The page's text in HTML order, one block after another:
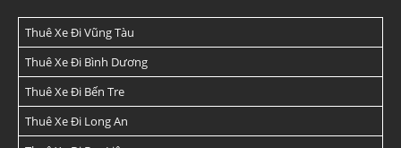
Thuê Xe Đi Vũng Tàu
Thuê Xe Đi Bình Dương
Thuê Xe Đi Bến Tre
Thuê Xe Đi Long An